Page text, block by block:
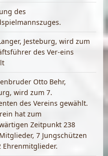
des
Jesteburg, wird zum
des Ver-eins
Otto Behr,
wird zum 7.
des Vereins gewählt.
hat zum
Zeitpunkt 238
7 Jungschützen
Ehrenmitglieder.